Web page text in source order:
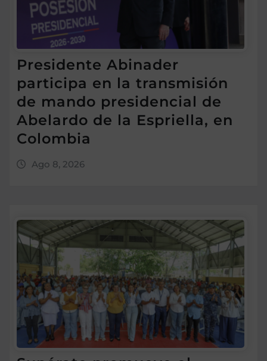
Presidente Abinader
participa en la transmisión
de mando presidencial de
Abelardo de la Espriella, en
Colombia
Ago 8, 2026